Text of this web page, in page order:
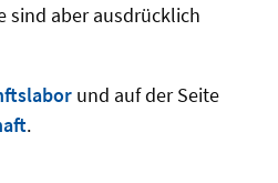
sind aber ausdrücklich
und auf der Seite
.